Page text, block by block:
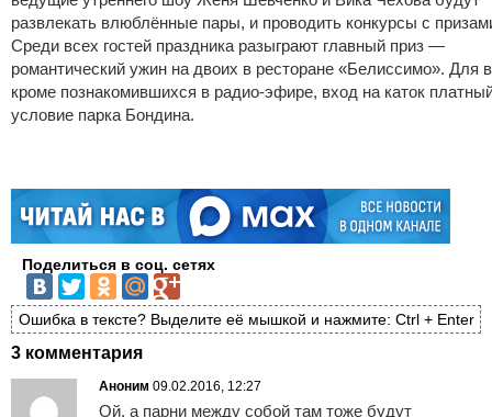
развлекать влюблённые пары, и проводить конкурсы с
Среди всех гостей праздника разыграют главный приз —
романтический ужин на двоих в ресторане «Белиссимо». Для
кроме познакомившихся в радио-эфире, вход на каток
условие парка Бондина.
Поделиться в соц. сетях
Ошибка в тексте? Выделите её мышкой и нажмите: Ctrl + Enter
3 комментария
Аноним 09.02.2016, 12:27
Ой, а парни между собой там тоже будут